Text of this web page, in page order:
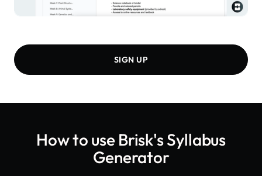
SIGN UP
How to use Brisk'sSyllabus
Generator